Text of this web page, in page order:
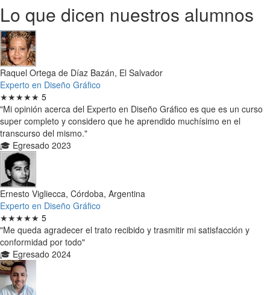
Lo que dicen nuestros alumnos
Raquel Ortega de Díaz Bazán, El Salvador
Experto en Diseño Gráfico
★★★★★ 5
"Mi opinión acerca del Experto en Diseño Gráfico es que es un curso
super completo y considero que he aprendido muchísimo en el
transcurso del mismo."
🎓 Egresado 2023
Ernesto Vigliecca, Córdoba, Argentina
Experto en Diseño Gráfico
★★★★★ 5
"Me queda agradecer el trato recibido y trasmitir mi satisfacción y
conformidad por todo"
🎓 Egresado 2024